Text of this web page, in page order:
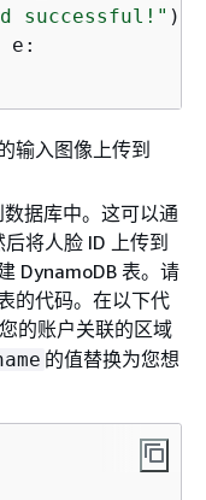
successful!"
e:
输入图像上传到
据库中。这可以通
将人脸 ID 上传到
DynamoDB 表。请
的代码。在以下代
的账户关联的区域
的值替换为您想